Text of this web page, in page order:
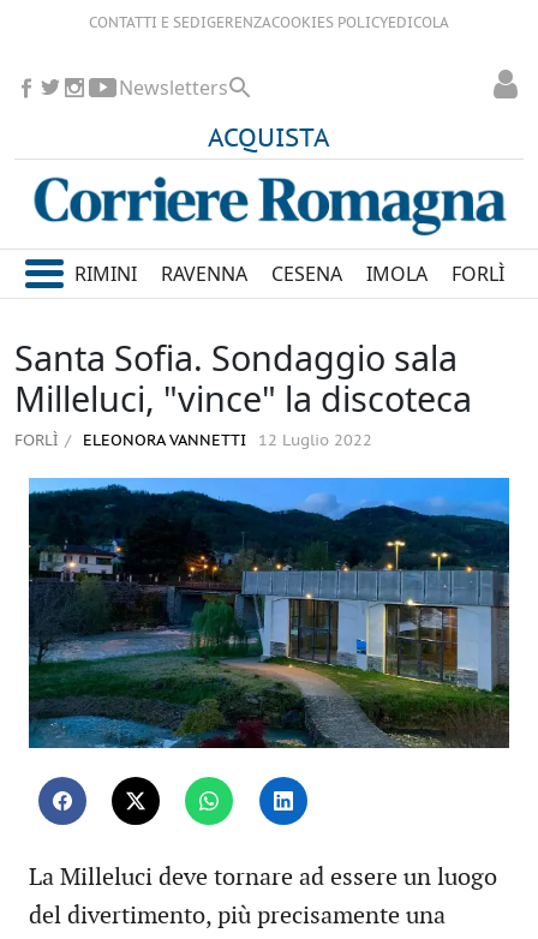
CONTATTI E SEDIGERENZACOOKIES POLICYEDICOLA
ACQUISTA
Newsletters
RIMINI RAVENNA CESENA IMOLA FORLÌ
Santa Sofia. Sondaggio sala
Milleluci, "vince" la discoteca
FORLÌ ELEONORA VANNETTI 12 Luglio 2022
La Milleluci deve tornare ad essere un luogo
del divertimento, più precisamente una